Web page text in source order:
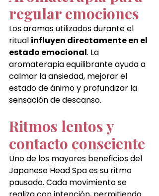
regular emociones
Los aromas utilizados durante el
ritual influyen directamente en el
estado emocional. La
aromaterapia equilibrante ayuda a
calmar la ansiedad, mejorar el
estado de ánimo y profundizar la
sensación de descanso.
Ritmos lentos y
contacto consciente
Uno de los mayores beneficios del
Japanese Head Spa es su ritmo
pausado. Cada movimiento se